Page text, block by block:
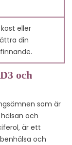
eller
din
och
som är
och
är ett
och